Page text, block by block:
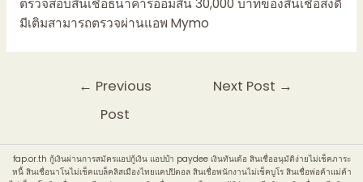
ตรวจสอบสินเชื่อธนาคารออมสิน 30,000 บาทของสินเชื่อส่งดี
มีเติมสามารถตรวจผ่านแอพ Mymo
← Previous
Post
Next Post →
fap.or.th กู้เงินผ่านการสมัครแอปกู้เงิน แอปป๋า paydee เงินทันเด้อ สินเชื่ออนุมัติง่ายไม่เช็คภาระ
หนี้ สินเชื่อนาโนไม่เช็คแบล็คลิสเมืองไทยแคปปิตอล สินเชื่อพนักงานไม่เช็คบูโร สินเชื่อพ่อค้าแม่ค้า